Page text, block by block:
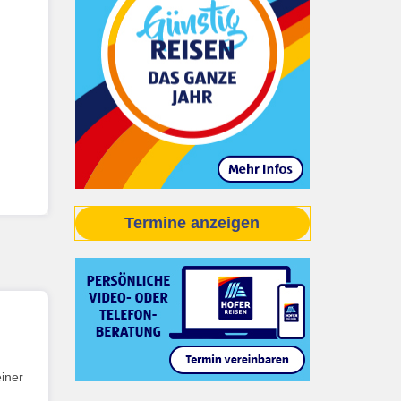
Termine anzeigen